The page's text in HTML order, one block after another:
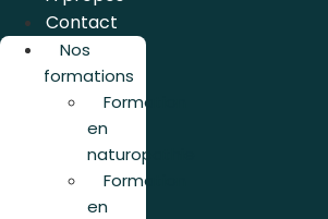
Contact
Nos
formations
Formation
en
naturopathie
Formation
en